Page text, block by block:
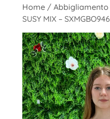
Home/ Abbigliamento
SUSY MIX – SXMGBO946